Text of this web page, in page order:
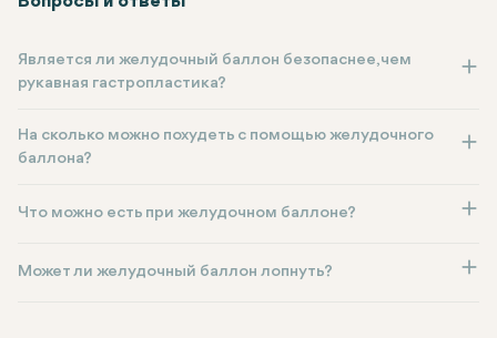
Является ли желудочный баллон безопаснее, чем
рукавная гастропластика?
На сколько можно похудеть с помощью желудочного
баллона?
Что можно есть при желудочном баллоне?
Может ли желудочный баллон лопнуть?